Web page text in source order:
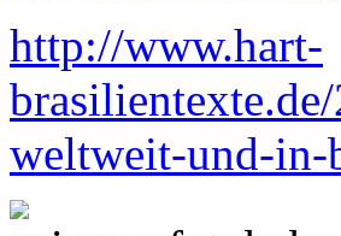
http://www.hart-
weltweit-und-in-